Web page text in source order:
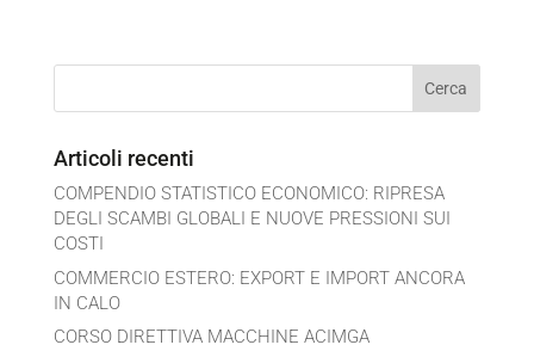
Articoli recenti
COMPENDIO STATISTICO ECONOMICO: RIPRESA
DEGLI SCAMBI GLOBALI E NUOVE PRESSIONI SUI
COSTI
COMMERCIO ESTERO: EXPORT E IMPORT ANCORA
IN CALO
CORSO DIRETTIVA MACCHINE ACIMGA